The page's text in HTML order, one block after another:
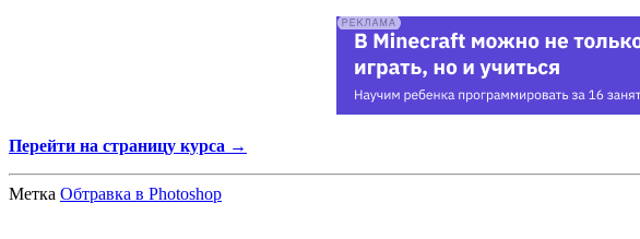
Перейти на страницу курса →
Метка Обтравка в Photoshop